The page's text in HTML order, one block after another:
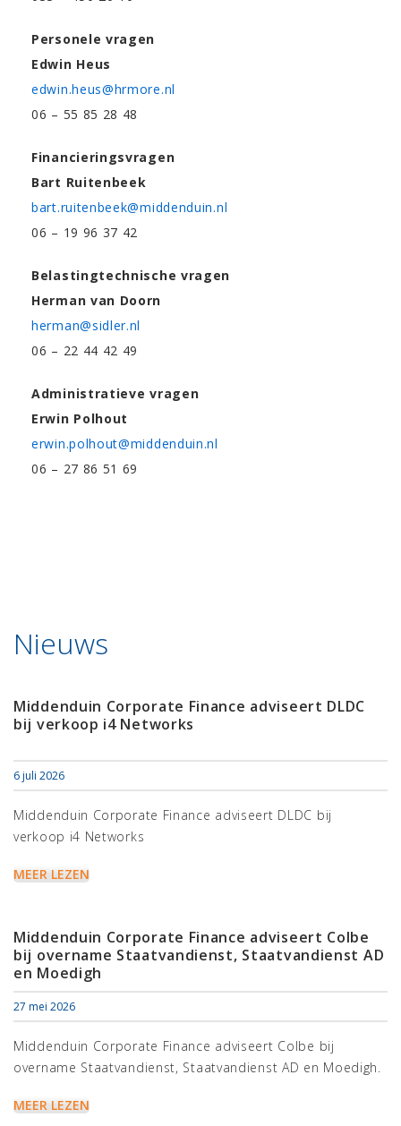
Personele vragen
Edwin Heus
edwin.heus@hrmore.nl
06 – 55 85 28 48
Financieringsvragen
Bart Ruitenbeek
bart.ruitenbeek@middenduin.nl
06 – 19 96 37 42
Belastingtechnische vragen
Herman van Doorn
herman@sidler.nl
06 – 22 44 42 49
Administratieve vragen
Erwin Polhout
erwin.polhout@middenduin.nl
06 – 27 86 51 69
Nieuws
Middenduin Corporate Finance adviseert DLDC
bij verkoop i4 Networks
6 juli 2026
Middenduin Corporate Finance adviseert DLDC bij
verkoop i4 Networks
MEER LEZEN
Middenduin Corporate Finance adviseert Colbe
bij overname Staatvandienst, Staatvandienst AD
en Moedigh
27 mei 2026
Middenduin Corporate Finance adviseert Colbe bij
overname Staatvandienst, Staatvandienst AD en Moedigh.
MEER LEZEN